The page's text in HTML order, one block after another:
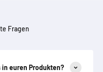
Fragen
in euren Produkten?